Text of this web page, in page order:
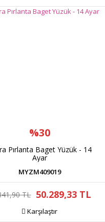
%30
Pırlanta Baget Yüzük - 14
Ayar
MYZM409019
TL 50.289,33 TL
Karşılaştır